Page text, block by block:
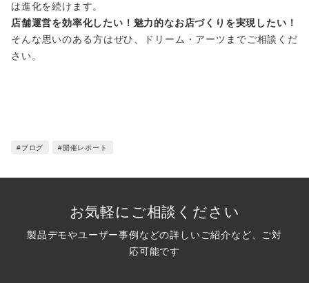
は進化を続けます。
店舗運営を効率化したい！魅力的なお店づくりを実現したい！
そんな思いのある方はぜひ、ドリーム・アーツまでご相談くだ
さい。
#ブログ #開催レポート
お気軽にご相談ください
製品デモやユーザー事例などの詳しいご紹介など、ご対
応可能です